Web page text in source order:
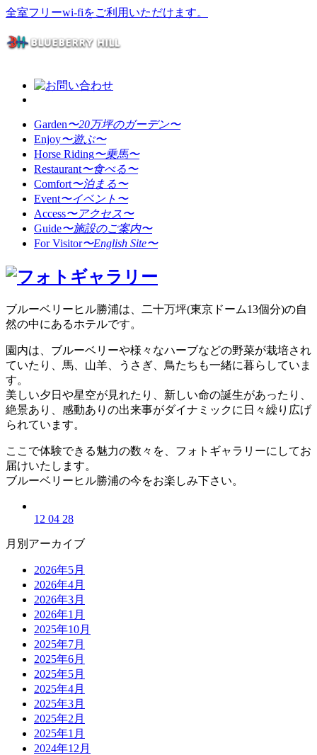
全室フリーwi-fiをご利用いただけます。
Garden〜20万坪のガーデン〜
Enjoy〜遊ぶ〜
Horse Riding〜乗馬〜
Restaurant〜食べる〜
Comfort〜泊まる〜
Event〜イベント〜
Access〜アクセス〜
Guide〜施設のご案内〜
For Visitor〜English Site〜
ブルーベリーヒル勝浦は、二十万坪(東京ドーム13個分)の自
然の中にあるホテルです。
園内は、ブルーベリーや様々なハーブなどの野菜が栽培され
ていたり、馬、山羊、うさぎ、鳥たちも一緒に暮らしていま
す。
美しい夕日や星空が見れたり、新しい命の誕生があったり、
絶景あり、感動ありの出来事がダイナミックに日々繰り広げ
られています。
ここで体験できる魅力の数々を、フォトギャラリーにしてお
届けいたします。
ブルーベリーヒル勝浦の今をお楽しみ下さい。
12 04 28
月別アーカイブ
2026年5月
2026年4月
2026年3月
2026年1月
2025年10月
2025年7月
2025年6月
2025年5月
2025年4月
2025年3月
2025年2月
2025年1月
2024年12月